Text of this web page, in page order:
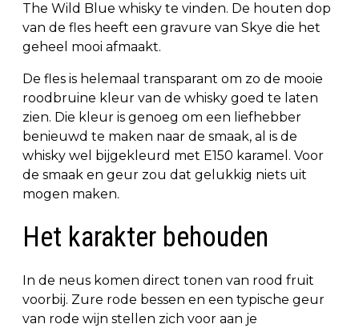
The Wild Blue whisky te vinden. De houten dop
van de fles heeft een gravure van Skye die het
geheel mooi afmaakt.
De fles is helemaal transparant om zo de mooie
roodbruine kleur van de whisky goed te laten
zien. Die kleur is genoeg om een liefhebber
benieuwd te maken naar de smaak, al is de
whisky wel bijgekleurd met E150 karamel. Voor
de smaak en geur zou dat gelukkig niets uit
mogen maken.
Het karakter behouden
In de neus komen direct tonen van rood fruit
voorbij. Zure rode bessen en een typische geur
van rode wijn stellen zich voor aan je